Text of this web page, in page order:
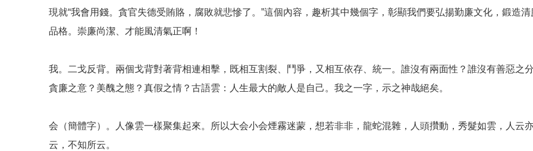
現就“我會用錢。貪官失德受賄賂，腐敗就悲慘了。”這個內容，趣析其中幾個字，彰顯我們要弘揚勤廉文化，鍛造清
品格。崇廉尚潔、才能風清氣正啊！
我。二戈反背。兩個戈背對著背相連相擊，既相互割裂、鬥爭，又相互依存、統一。誰沒有兩面性？誰沒有善惡之
貪廉之意？美醜之態？真假之情？古語雲：人生最大的敵人是自己。我之一字，示之神哉絕矣。
会（簡體字）。人像雲一樣聚集起來。所以大会小会煙霧迷蒙，想若非非，龍蛇混雜，人頭攢動，秀髮如雲，人云
云，不知所云。